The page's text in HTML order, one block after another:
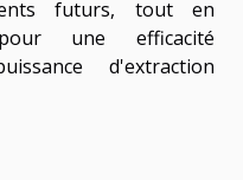
futurs, tout en
une efficacité
d'extraction